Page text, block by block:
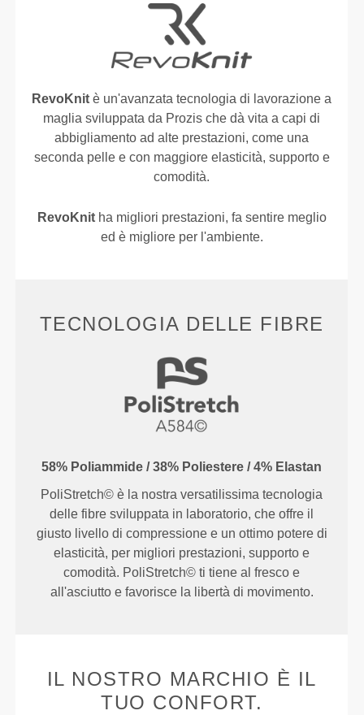
RevoKnit è un'avanzata tecnologia di lavorazione a
maglia sviluppata da Prozis che dà vita a capi di
abbigliamento ad alte prestazioni, come una
seconda pelle e con maggiore elasticità, supporto e
comodità.
RevoKnitha migliori prestazioni, fa sentire meglio
ed è migliore per l'ambiente.
TECNOLOGIA DELLE FIBRE
58% Poliammide / 38% Poliestere / 4% Elastan
PoliStretch© è la nostra versatilissima tecnologia
delle fibre sviluppata in laboratorio, che offre il
giusto livello di compressione e un ottimo potere di
elasticità, per migliori prestazioni, supporto e
comodità. PoliStretch© ti tiene al fresco e
all'asciutto e favorisce la libertà di movimento.
IL NOSTRO MARCHIO È IL
TUO CONFORT.